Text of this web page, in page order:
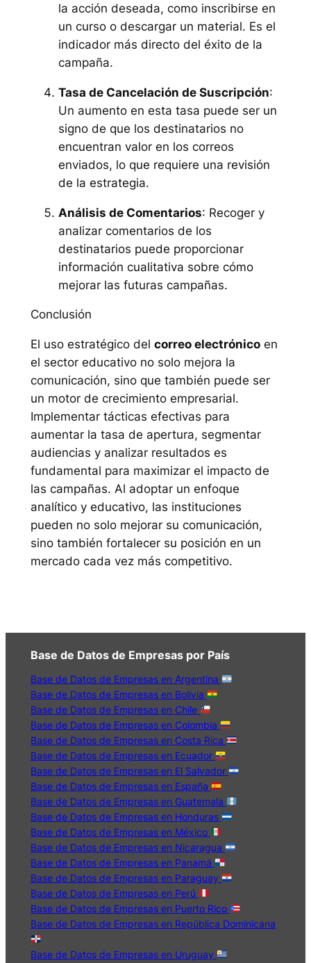
la acción deseada, como inscribirse en
un curso o descargar un material. Es el
indicador más directo del éxito de la
campaña.
Tasa de Cancelación de Suscripción:
Un aumento en esta tasa puede ser un
signo de que los destinatarios no
encuentran valor en los correos
enviados, lo que requiere una revisión
de la estrategia.
Análisis de Comentarios: Recoger y
analizar comentarios de los
destinatarios puede proporcionar
información cualitativa sobre cómo
mejorar las futuras campañas.
Conclusión
El uso estratégico del correo electrónicoen
el sector educativo no solo mejora la
comunicación, sino que también puede ser
un motor de crecimiento empresarial.
Implementar tácticas efectivas para
aumentar la tasa de apertura, segmentar
audiencias y analizar resultados es
fundamental para maximizar el impacto de
las campañas. Al adoptar un enfoque
analítico y educativo, las instituciones
pueden no solo mejorar su comunicación,
sino también fortalecer su posición en un
mercado cada vez más competitivo.
Base de Datos de Empresas por País
Base de Datos de Empresas en Argentina
Base de Datos de Empresas en Bolivia
Base de Datos de Empresas en Chile
Base de Datos de Empresas en Colombia
Base de Datos de Empresas en Costa Rica
Base de Datos de Empresas en Ecuador
Base de Datos de Empresas en El Salvador
Base de Datos de Empresas en España
Base de Datos de Empresas en Guatemala
Base de Datos de Empresas en Honduras
Base de Datos de Empresas en México
Base de Datos de Empresas en Nicaragua
Base de Datos de Empresas en Panamá
Base de Datos de Empresas en Paraguay
Base de Datos de Empresas en Perú
Base de Datos de Empresas en Puerto Rico
Base de Datos de Empresas en República Dominicana
Base de Datos de Empresas en Uruguay